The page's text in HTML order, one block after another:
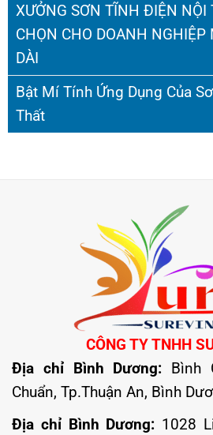
XƯỞNG SƠN TĨNH ĐIỆN NỘI
CHỌN CHO DOANH NGHIỆP
DÀI
Bật Mí Tính Ứng Dụng Của
Thất
CÔNG TY TNHH
Địa chỉ Bình Dương: Bình
Chuẩn, Tp.Thuận An, Bình
Địa chỉ Bình Dương: 1028